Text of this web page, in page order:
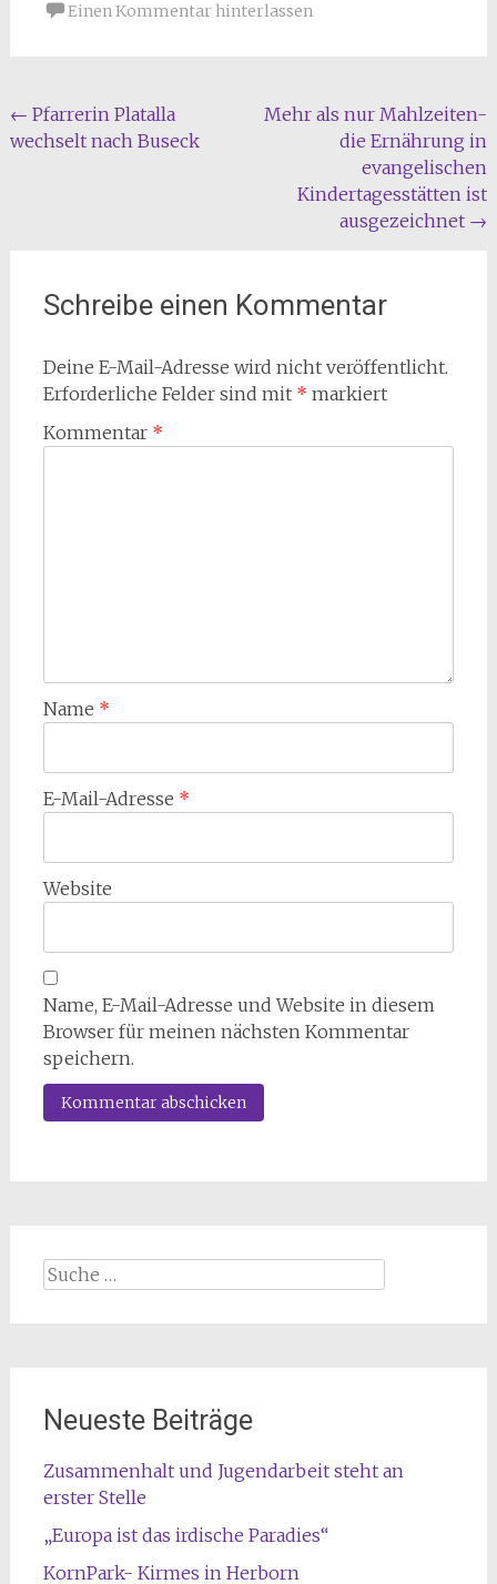
Einen Kommentar hinterlassen
Beitragsnavigation
← Pfarrerin Platalla
wechselt nach Buseck
Mehr als nur Mahlzeiten-
die Ernährung in
evangelischen
Kindertagesstätten ist
ausgezeichnet →
Schreibe einen Kommentar
Deine E-Mail-Adresse wird nicht veröffentlicht.
Erforderliche Felder sind mit * markiert
Kommentar *
Name *
E-Mail-Adresse *
Website
Name, E-Mail-Adresse und Website in diesem
Browser für meinen nächsten Kommentar
speichern.
Suche
Neueste Beiträge
Zusammenhalt und Jugendarbeit steht an
erster Stelle
„Europa ist das irdische Paradies“
KornPark- Kirmes in Herborn